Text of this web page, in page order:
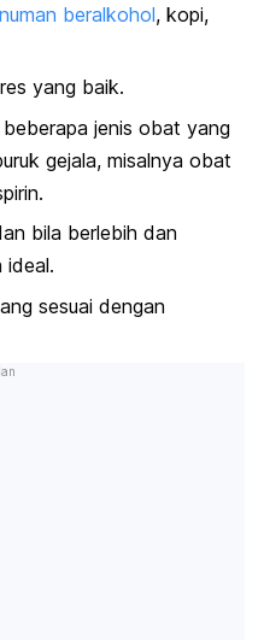
beralkohol, kopi,
yang baik.
jenis obat yang
gejala, misalnya obat
bila berlebih dan
ideal.
sesuai dengan